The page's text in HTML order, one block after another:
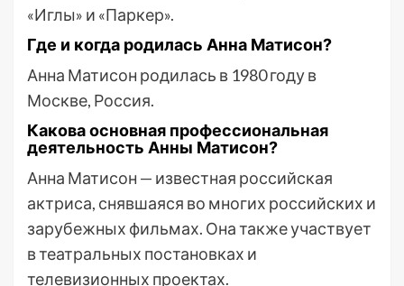
«Иглы» и «Паркер».
Где и когда родилась Анна Матисон?
Анна Матисон родилась в 1980 году в
Москве, Россия.
Какова основная профессиональная
деятельность Анны Матисон?
Анна Матисон — известная российская
актриса, снявшаяся во многих российских и
зарубежных фильмах. Она также участвует
в театральных постановках и
телевизионных проектах.